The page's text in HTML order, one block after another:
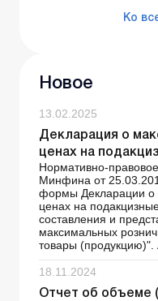
Ко
Новое
13.02.2025
Декларация о
ценах на
Нормативно-
Минфина от
формы Декларации о
ценах на
составления и
максимальных
товары (продукцию)".
18.11.2024
Отчет об объеме